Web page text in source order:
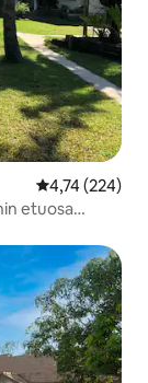
4,74 (224)
etuosa